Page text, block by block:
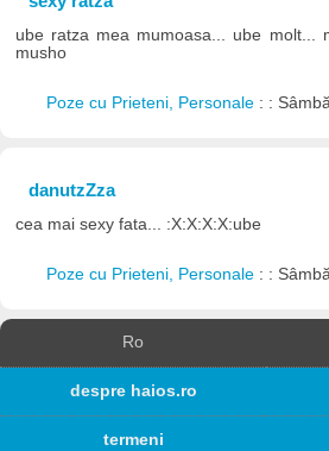
ube ratza mea mumoasa... ube molt...
musho
Poze cu Prieteni, Personale : :
danutzZza
cea mai sexy fata... :X:X:X:X:ube
Poze cu Prieteni, Personale : :
Ro
despre haios.ro
termeni